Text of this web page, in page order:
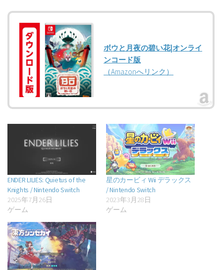
ボウと月夜の碧い花|オンライ
ンコード版
（Amazonへリンク）
ENDER LILIES: Quietus of the
Knights / Nintendo Switch
2025年7月26日
ゲーム
星のカービィ Wii デラックス
/ Nintendo Switch
2023年3月28日
ゲーム